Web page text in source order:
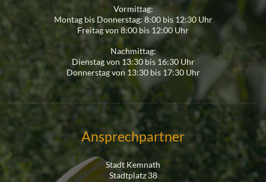
Vormittag:
Montag bis Donnerstag: 8:00 bis 12:30 Uhr
Freitag von 8:00 bis 12:00 Uhr
Nachmittag:
Dienstag von 13:30 bis 16:30 Uhr
Donnerstag von 13:30 bis 17:30 Uhr
Ansprechpartner
Stadt Kemnath
Stadtplatz 38